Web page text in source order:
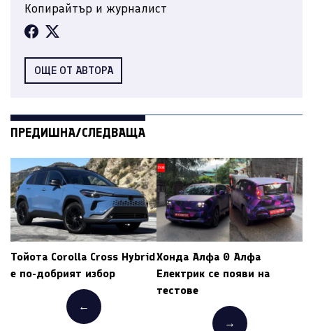
Копирайтър и журналист
ОЩЕ ОТ АВТОРА
ПРЕДИШНА/СЛЕДВАЩА
Тойота Corolla Cross Hybrid
е по-добрият избор
←
Хонда Алфа 0 Алфа
Електрик се появи на
тестове
→